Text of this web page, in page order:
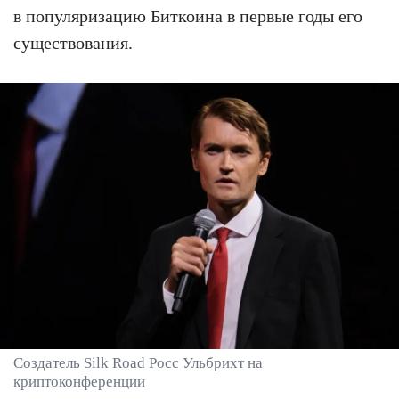
в популяризацию Биткоина в первые годы его
существования.
Создатель Silk Road Росс Ульбрихт на
криптоконференции